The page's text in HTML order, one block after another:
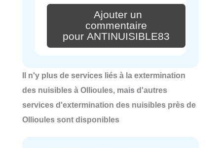
Ajouter un
commentaire
pour ANTINUISIBLE83
Il n'y plus de services liés à la extermination
des nuisibles à Ollioules, mais d'autres
services d'extermination des nuisibles près de
Ollioules sont disponibles